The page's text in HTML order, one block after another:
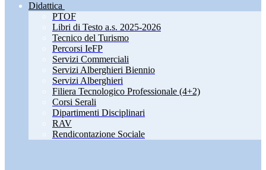
Didattica
PTOF
Libri di Testo a.s. 2025-2026
Tecnico del Turismo
Percorsi IeFP
Servizi Commerciali
Servizi Alberghieri Biennio
Servizi Alberghieri
Filiera Tecnologico Professionale (4+2)
Corsi Serali
Dipartimenti Disciplinari
RAV
Rendicontazione Sociale